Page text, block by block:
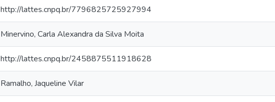
http://lattes.cnpq.br/7796825725927994
Minervino, Carla Alexandra da Silva Moita
http://lattes.cnpq.br/2458875511918628
Ramalho, Jaqueline Vilar